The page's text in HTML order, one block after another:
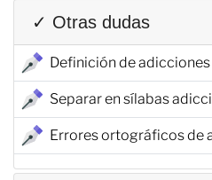
✓ Otras dudas
Definición de adicciones
Separar en sílabas
Errores ortográficos de